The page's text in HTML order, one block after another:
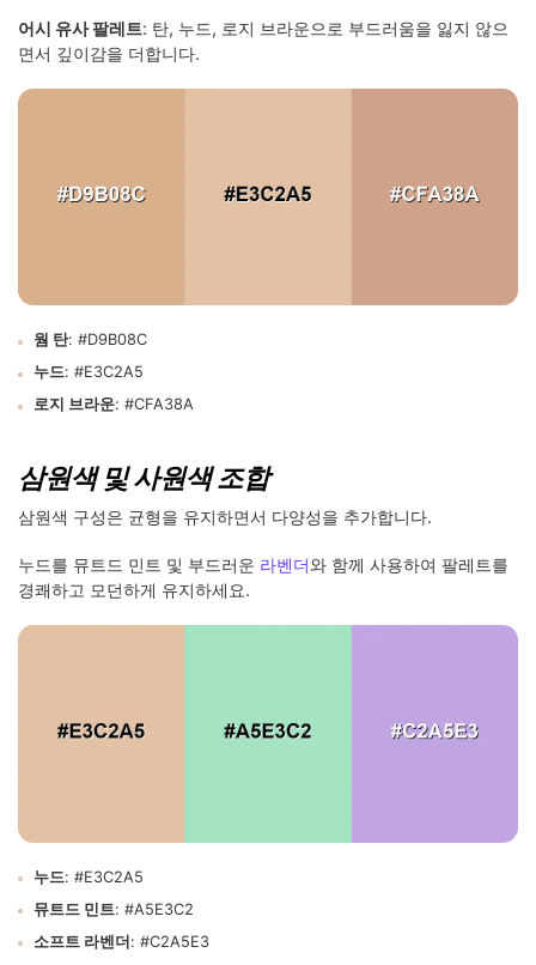
어시 유사 팔레트: 탄, 누드, 로지 브라운으로 부드러움을 잃지 않으
면서 깊이감을 더합니다.
웜 탄: #D9B08C
누드: #E3C2A5
로지 브라운: #CFA38A
삼원색 및 사원색 조합
삼원색 구성은 균형을 유지하면서 다양성을 추가합니다.
누드를 뮤트드 민트 및 부드러운 라벤더와 함께 사용하여 팔레트를
경쾌하고 모던하게 유지하세요.
누드: #E3C2A5
뮤트드 민트: #A5E3C2
소프트 라벤더: #C2A5E3